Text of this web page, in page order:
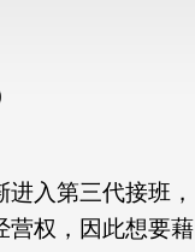
入第三代接班，
营权，因此想要藉